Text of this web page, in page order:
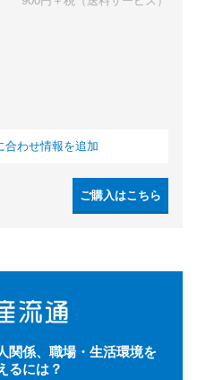
合わせ情報を追加
ご購入はこちら
関係、職場・生活環境を
るには？